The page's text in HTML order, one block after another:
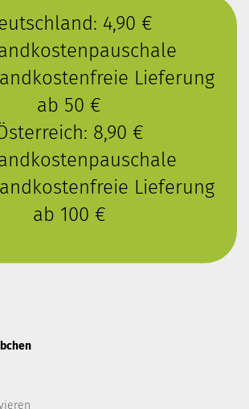
4,90 €
Lieferung
ab 50 €
8,90 €
Lieferung
ab 100 €